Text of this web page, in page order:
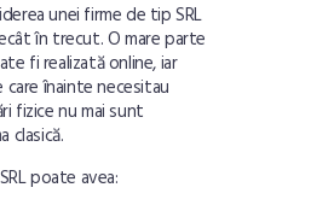
unei firme de tip SRL
în trecut. O mare parte
fi realizată online, iar
înainte necesitau
fizice nu mai sunt
clasică.
poate avea: